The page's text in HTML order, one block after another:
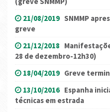
21/08/2019 SNMMP
greve
21/12/2018
28 de dezembro-12h30)
18/04/2019 Greve
13/10/2016 Espanha
técnicas em estrada